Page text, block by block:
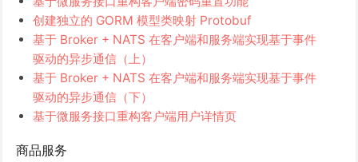
创建独立的 GORM 模型类映射 Protobuf
基于 Broker + NATS 在客户端和服务端实现基于事件
驱动的异步通信（上）
基于 Broker + NATS 在客户端和服务端实现基于事件
驱动的异步通信（下）
基于微服务接口重构客户端用户详情页
商品服务